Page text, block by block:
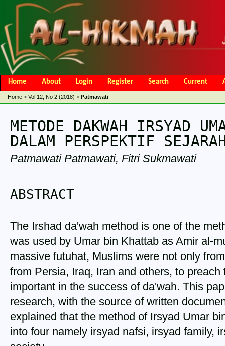
Home About Login Register Search Current
Open Access Policy
Article Processing Charges
Home > Vol 12, No 2 (2018) > Patmawati
METODE DAKWAH IRSYAD
DALAM PERSPEKTIF
Patmawati Patmawati, Fitri Sukmawati
ABSTRACT
The Irshad da'wah method is one of the
was used by Umar bin Khattab as Amir al-
massive futuhat, Muslims were not only
from Persia, Iraq, Iran and others, to
important in the success of da'wah. This
research, with the source of written
explained that the method of Irsyad Umar
into four namely irsyad nafsi, irsyad family,